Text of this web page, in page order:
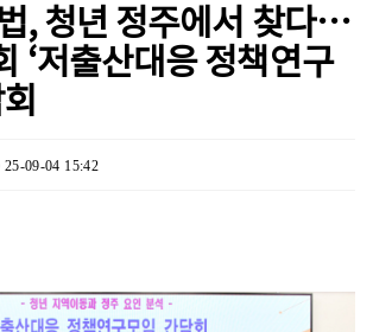
, 청년 정주에서 찾다…
‘저출산대응 정책연구
25-09-04 15:42